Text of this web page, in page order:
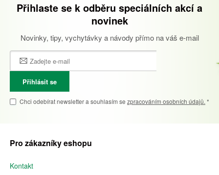
Přihlaste se k odběru speciálních akcí a
novinek
Novinky, tipy, vychytávky a návody přímo na váš e-mail
Přihlásit se
Chci odebírat newsletter a souhlasím se zpracováním osobních údajů. *
Pro zákazníky eshopu
Kontakt